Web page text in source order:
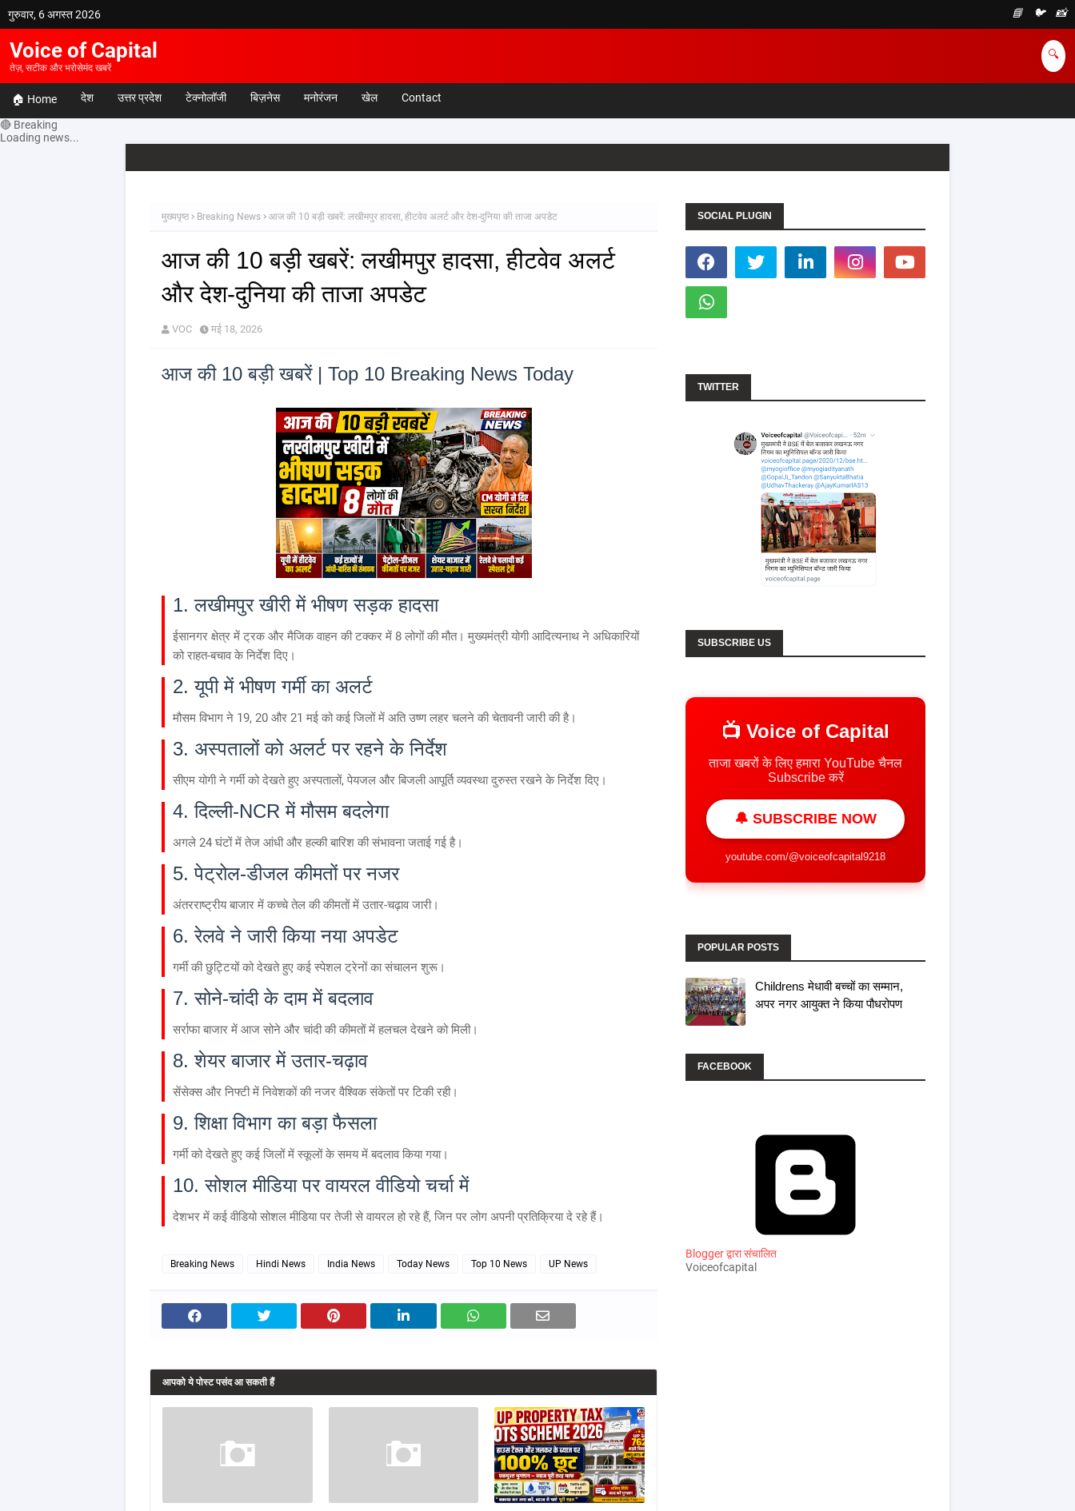
गुरुवार, 6 अगस्त 2026 📘 🐦 📸
Voice of Capital
तेज़, सटीक और भरोसेमंद खबरें
🔍
🏠 Home देश उत्तर प्रदेश टेक्नोलॉजी बिज़नेस मनोरंजन खेल Contact
🔴 Breaking
Loading news...
मुख्यपृष्ठ Breaking News आज की 10 बड़ी खबरें: लखीमपुर हादसा, हीटवेव अलर्ट और देश-दुनिया की ताजा अपडेट
आज की 10 बड़ी खबरें: लखीमपुर हादसा, हीटवेव अलर्ट
और देश-दुनिया की ताजा अपडेट
VOC मई 18, 2026
आज की 10 बड़ी खबरें | Top 10 Breaking News Today
1. लखीमपुर खीरी में भीषण सड़क हादसा
ईसानगर क्षेत्र में ट्रक और मैजिक वाहन की टक्कर में 8 लोगों की मौत। मुख्यमंत्री योगी आदित्यनाथ ने अधिकारियों
को राहत-बचाव के निर्देश दिए।
2. यूपी में भीषण गर्मी का अलर्ट
मौसम विभाग ने 19, 20 और 21 मई को कई जिलों में अति उष्ण लहर चलने की चेतावनी जारी की है।
3. अस्पतालों को अलर्ट पर रहने के निर्देश
सीएम योगी ने गर्मी को देखते हुए अस्पतालों, पेयजल और बिजली आपूर्ति व्यवस्था दुरुस्त रखने के निर्देश दिए।
4. दिल्ली-NCR में मौसम बदलेगा
अगले 24 घंटों में तेज आंधी और हल्की बारिश की संभावना जताई गई है।
5. पेट्रोल-डीजल कीमतों पर नजर
अंतरराष्ट्रीय बाजार में कच्चे तेल की कीमतों में उतार-चढ़ाव जारी।
6. रेलवे ने जारी किया नया अपडेट
गर्मी की छुट्टियों को देखते हुए कई स्पेशल ट्रेनों का संचालन शुरू।
7. सोने-चांदी के दाम में बदलाव
सर्राफा बाजार में आज सोने और चांदी की कीमतों में हलचल देखने को मिली।
8. शेयर बाजार में उतार-चढ़ाव
सेंसेक्स और निफ्टी में निवेशकों की नजर वैश्विक संकेतों पर टिकी रही।
9. शिक्षा विभाग का बड़ा फैसला
गर्मी को देखते हुए कई जिलों में स्कूलों के समय में बदलाव किया गया।
10. सोशल मीडिया पर वायरल वीडियो चर्चा में
देशभर में कई वीडियो सोशल मीडिया पर तेजी से वायरल हो रहे हैं, जिन पर लोग अपनी प्रतिक्रिया दे रहे हैं।
Breaking News Hindi News India News Today News Top 10 News UP News
आपको ये पोस्ट पसंद आ सकती हैं
SOCIAL PLUGIN
TWITTER
SUBSCRIBE US
📺 Voice of Capital
ताजा खबरों के लिए हमारा YouTube चैनल
Subscribe करें
🔔 SUBSCRIBE NOW
youtube.com/@voiceofcapital9218
POPULAR POSTS
Childrens मेधावी बच्चों का सम्मान,
अपर नगर आयुक्त ने किया पौधरोपण
FACEBOOK
Blogger द्वारा संचालित
Voiceofcapital